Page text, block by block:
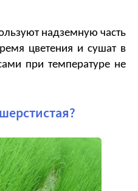
надземную часть
цветения и сушат в
при температуре не